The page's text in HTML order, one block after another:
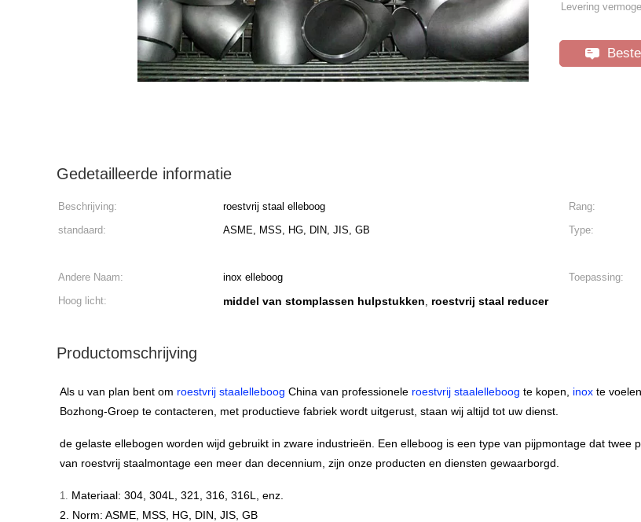
Levering
Gedetailleerde informatie
Beschrijving: roestvrij staal elleboog Rang:
standaard:
ASME, MSS, HG, DIN, JIS, GB Type:
Andere Naam:
inox elleboog Toepassing:
Hoog licht:
middel van stomplassen hulpstukken, roestvrij staal reducer
Productomschrijving
Als u van plan bent om roestvrij staalelleboog China van professionele roestvrij staalelleboog te kopen, inox te
Bozhong-Groep te contacteren, met productieve fabriek wordt uitgerust, staan wij altijd tot uw dienst.
de gelaste ellebogen worden wijd gebruikt in zware industrieën. Een elleboog is een type van pijpmontage dat
van roestvrij staalmontage een meer dan decennium, zijn onze producten en diensten gewaarborgd.
1. Materiaal: 304, 304L, 321, 316, 316L, enz.
2. Norm: ASME, MSS, HG, DIN, JIS, GB